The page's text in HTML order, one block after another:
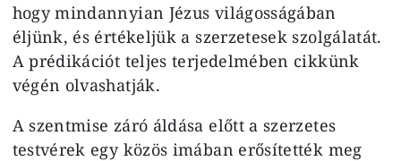
hogy mindannyian Jézus világosságában
éljünk, és értékeljük a szerzetesek szolgálatát.
A prédikációt teljes terjedelmében cikkünk
végén olvashatják.
A szentmise záró áldása előtt a szerzetes
testvérek egy közös imában erősítették meg